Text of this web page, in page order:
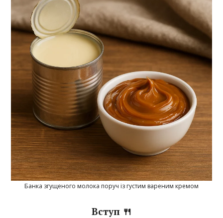
Банка згущеного молока поруч із густим вареним кремом
Вступ 🍴